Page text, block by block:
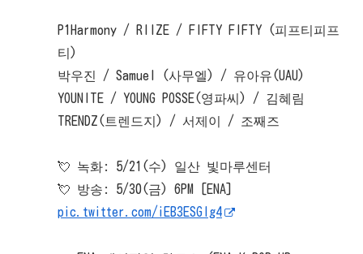
P1Harmony / RIIZE / FIFTY FIFTY (피프티피프
티)
박우진 / Samuel (사무엘) / 유아유(UAU)
YOUNITE / YOUNG POSSE(영파씨) / 김혜림
TRENDZ(트렌드지) / 서제이 / 조째즈
💘 녹화: 5/21(수) 일산 빛마루센터
💘 방송: 5/30(금) 6PM [ENA]
pic.twitter.com/iEB3ESGIg4